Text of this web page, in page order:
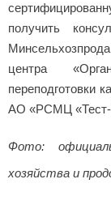
получить
центра
переподготовки
АО «РСМЦ «Тест-
Фото:
хозяйства и